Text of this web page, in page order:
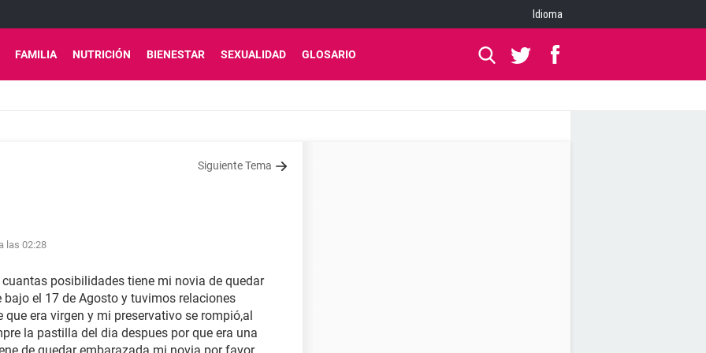
Idioma
FAMILIA NUTRICIÓN BIENESTAR SEXUALIDAD GLOSARIO
Siguiente Tema
las 02:28
posibilidades tiene mi novia de quedar
el 17 de Agosto y tuvimos relaciones
era virgen y mi preservativo se rompió,al
la pastilla del dia despues por que era una